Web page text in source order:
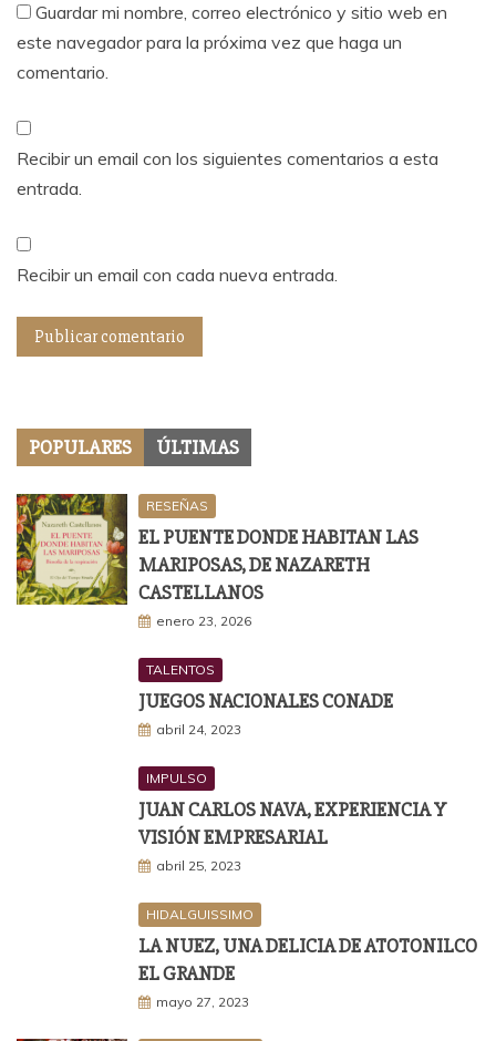
Guardar mi nombre, correo electrónico y sitio web en
este navegador para la próxima vez que haga un
comentario.
Recibir un email con los siguientes comentarios a esta
entrada.
Recibir un email con cada nueva entrada.
POPULARES ÚLTIMAS
RESEÑAS
EL PUENTE DONDE HABITAN LAS
MARIPOSAS, DE NAZARETH
CASTELLANOS
enero 23, 2026
TALENTOS
JUEGOS NACIONALES CONADE
abril 24, 2023
IMPULSO
JUAN CARLOS NAVA, EXPERIENCIA Y
VISIÓN EMPRESARIAL
abril 25, 2023
HIDALGUISSIMO
LA NUEZ, UNA DELICIA DE ATOTONILCO
EL GRANDE
mayo 27, 2023